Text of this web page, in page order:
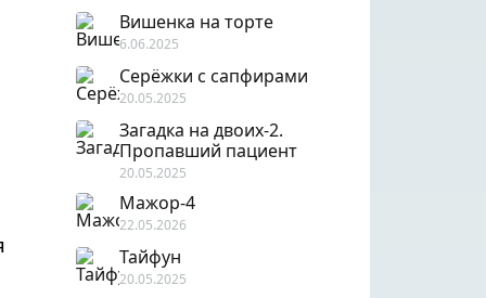
Вишенка на торте
6.06.2025
Серёжки с сапфирами
20.05.2025
Загадка на двоих-2.
Пропавший пациент
20.05.2025
Мажор-4
22.05.2026
Тайфун
20.05.2025